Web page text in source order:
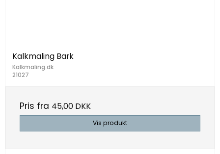
Kalkmaling Bark
Kalkmaling.dk
21027
Pris fra 45,00 DKK
Vis produkt